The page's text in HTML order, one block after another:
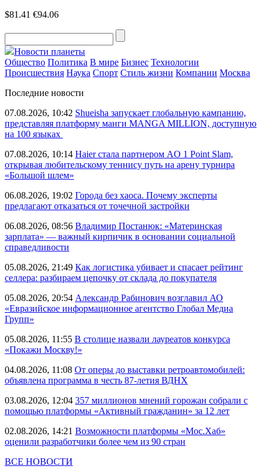
$81.41 €94.06
Новости планеты
Общество Политика В мире Бизнес Технологии
Происшествия Наука Спорт Стиль жизни Компании Москва
Последние новости
07.08.2026, 10:42 Shueisha запускает глобальную кампанию,
представляя платформу манги MANGA MILLION, доступную
на 100 языках
07.08.2026, 10:14 Haier стала партнером AO 1 Point Slam,
открывая любительскому теннису путь на арену турнира
«Большой шлем»
06.08.2026, 19:02 Города без хаоса. Почему эксперты
предлагают отказаться от точечной застройки
06.08.2026, 08:56 Владимир Постанюк: «Материнская
зарплата» — важный кирпичик в основании социальной
справедливости
05.08.2026, 21:49 Как логистика убивает и спасает рейтинг
селлера: разбираем цепочку от склада до покупателя
05.08.2026, 20:54 Александр Рабинович возглавил АО
«Евразийское информационное агентство Глобал Медиа
Групп»
05.08.2026, 11:55 В столице назвали лауреатов конкурса
«Покажи Москву!»
04.08.2026, 11:08 От оперы до выставки ретроавтомобилей:
объявлена программа в честь 87-летия ВДНХ
03.08.2026, 12:04 357 миллионов мнений горожан собрали с
помощью платформы «Активный гражданин» за 12 лет
02.08.2026, 14:21 Возможности платформы «Мос.Хаб»
оценили разработчики более чем из 90 стран
ВСЕ НОВОСТИ